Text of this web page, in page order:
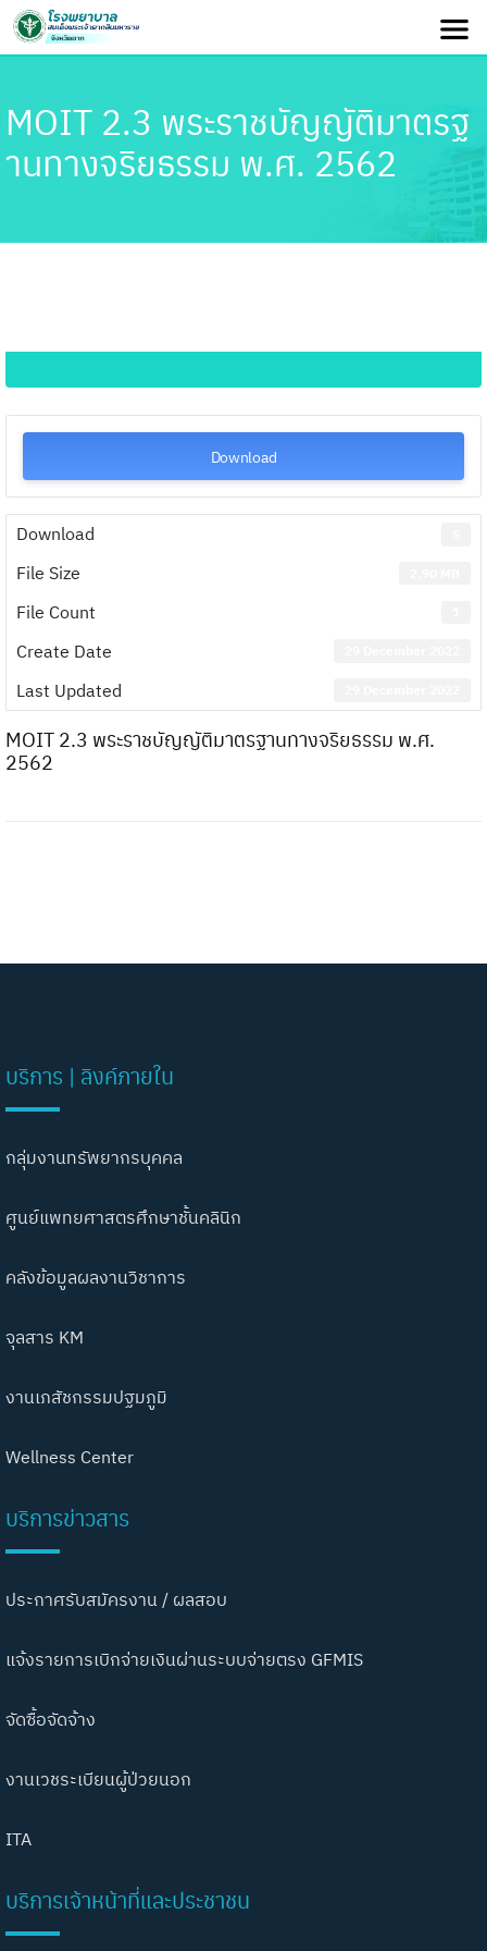
MOIT 2.3 พระราชบัญญัติมาตรฐ
านทางจริยธรรม พ.ศ. 2562
Download
Download
File Size
File Count
Create Date
Last Updated
MOIT 2.3 พระราชบัญญัติมาตรฐานทางจริยธรรม พ.ศ.
2562
บริการ | ลิงค์ภายใน
กลุ่มงานทรัพยากรบุคคล
ศูนย์แพทยศาสตรศึกษาชั้นคลินิก
คลังข้อมูลผลงานวิชาการ
จุลสาร KM
งานเภสัชกรรมปฐมภูมิ
Wellness Center
บริการข่าวสาร
ประกาศรับสมัครงาน / ผลสอบ
แจ้งรายการเบิกจ่ายเงินผ่านระบบจ่ายตรง GFMIS
จัดซื้อจัดจ้าง
งานเวชระเบียนผู้ป่วยนอก
ITA
บริการเจ้าหน้าที่และประชาชน